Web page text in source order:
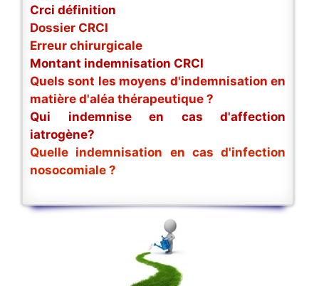
Crci définition
Dossier CRCI
Erreur chirurgicale
Montant indemnisation CRCI
Quels sont les moyens d'indemnisation en
matière d'aléa thérapeutique ?
Qui indemnise en cas d'affection
iatrogène?
Quelle indemnisation en cas d'infection
nosocomiale ?